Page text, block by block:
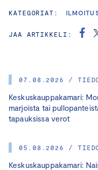
07.08.2026 /
Keskuskauppakamari:
marjoista tai
tapauksissa verot
05.08.2026 /
Keskuskauppakamari:
KATEGORIAT:
JAA ARTIKKELI: